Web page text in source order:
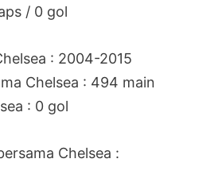
/ 0 gol
: 2004-2015
Chelsea : 494 main
: 0 gol
Chelsea :